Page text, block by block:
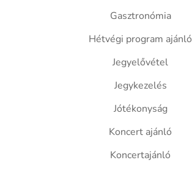
Gasztronómia
Hétvégi program ajánló
Jegyelővétel
Jegykezelés
Jótékonyság
Koncert ajánló
Koncertajánló